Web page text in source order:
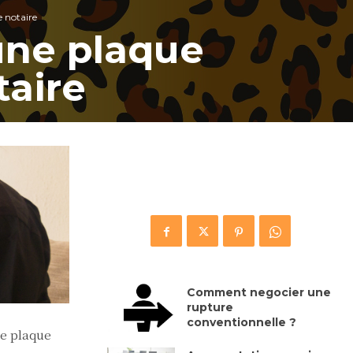
notaire
plaque
plaque
Comment negocier une
rupture
conventionnelle ?